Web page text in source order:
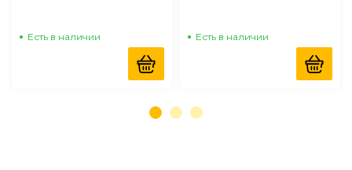
Есть в наличии Есть в наличии